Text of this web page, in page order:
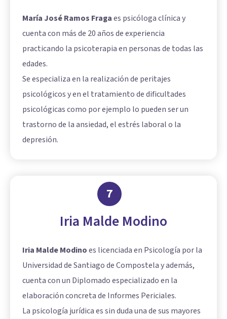
María José Ramos Fragaes psicóloga clínica y
cuenta con más de 20 años de experiencia
practicando la psicoterapia en personas de todas las
edades.
Se especializa en la realización de peritajes
psicológicos y en el tratamiento de dificultades
psicológicas como por ejemplo lo pueden ser un
trastorno de la ansiedad, el estrés laboral o la
depresión.
7
Iria Malde Modino
Iria Malde Modinoes licenciada en Psicología por la
Universidad de Santiago de Compostela y además,
cuenta con un Diplomado especializado en la
elaboración concreta de Informes Periciales.
La psicología jurídica es sin duda una de sus mayores